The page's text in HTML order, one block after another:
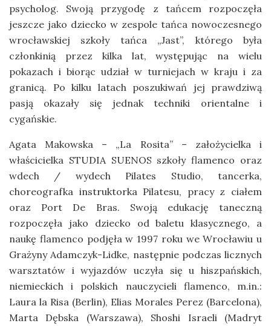
psycholog. Swoją przygodę z tańcem rozpoczęła
jeszcze jako dziecko w zespole tańca nowoczesnego
wrocławskiej szkoły tańca „Jast”, którego była
członkinią przez kilka lat, występując na wielu
pokazach i biorąc udział w turniejach w kraju i za
granicą. Po kilku latach poszukiwań jej prawdziwą
pasją okazały się jednak techniki orientalne i
cygańskie.
Agata Makowska – „La Rosita” – założycielka i
właścicielka STUDIA SUENOS szkoły flamenco oraz
wdech / wydech Pilates Studio, tancerka,
choreografka instruktorka Pilatesu, pracy z ciałem
oraz Port De Bras. Swoją edukację taneczną
rozpoczęła jako dziecko od baletu klasycznego, a
naukę flamenco podjęła w 1997 roku we Wrocławiu u
Grażyny Adamczyk-Lidke, następnie podczas licznych
warsztatów i wyjazdów uczyła się u hiszpańskich,
niemieckich i polskich nauczycieli flamenco, m.in.:
Laura la Risa (Berlin), Elias Morales Perez (Barcelona),
Marta Dębska (Warszawa), Shoshi Israeli (Madryt